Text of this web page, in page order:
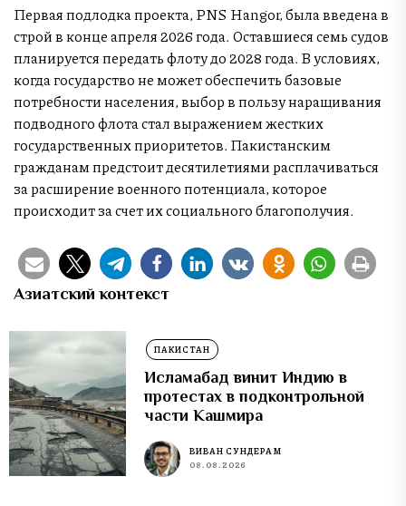
Первая подлодка проекта, PNS Hangor, была введена в
строй в конце апреля 2026 года. Оставшиеся семь судов
планируется передать флоту до 2028 года. В условиях,
когда государство не может обеспечить базовые
потребности населения, выбор в пользу наращивания
подводного флота стал выражением жестких
государственных приоритетов. Пакистанским
гражданам предстоит десятилетиями расплачиваться
за расширение военного потенциала, которое
происходит за счет их социального благополучия.
Азиатский контекст
ПАКИСТАН
Исламабад винит Индию в
протестах в подконтрольной
части Кашмира
ВИВАН СУНДЕРАМ
08.08.2026